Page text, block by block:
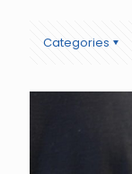
Categories